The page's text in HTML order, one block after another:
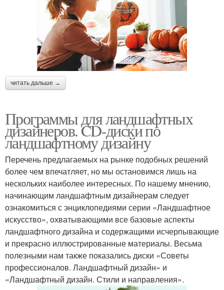
читать дальше →
Программы для ландшафтных
дизайнеров. CD-диски по
ландшафтному дизайну
Перечень предлагаемых на рынке подобных решений
более чем впечатляет, но мы остановимся лишь на
нескольких наиболее интересных. По нашему мнению,
начинающим ландшафтным дизайнерам следует
ознакомиться с энциклопедиями серии «Ландшафтное
искусство», охватывающими все базовые аспекты
ландшафтного дизайна и содержащими исчерпывающие
и прекрасно иллюстрированные материалы. Весьма
полезными нам также показались диски «Советы
профессионалов. Ландшафтный дизайн» и
«Ландшафтный дизайн. Стили и направления».